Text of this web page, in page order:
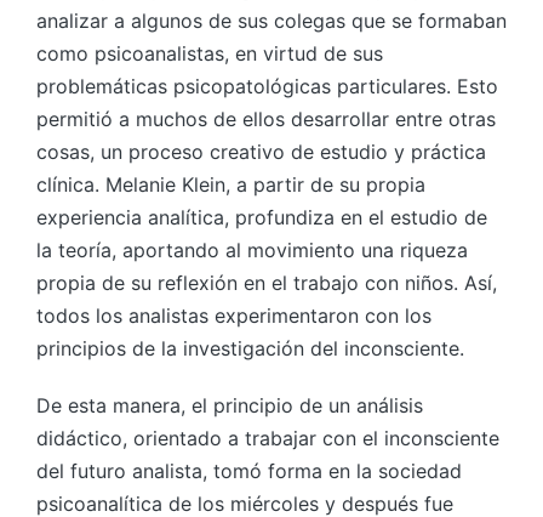
analizar a algunos de sus colegas que se formaban
como psicoanalistas, en virtud de sus
problemáticas psicopatológicas particulares. Esto
permitió a muchos de ellos desarrollar entre otras
cosas, un proceso creativo de estudio y práctica
clínica. Melanie Klein, a partir de su propia
experiencia analítica, profundiza en el estudio de
la teoría, aportando al movimiento una riqueza
propia de su reflexión en el trabajo con niños. Así,
todos los analistas experimentaron con los
principios de la investigación del inconsciente.
De esta manera, el principio de un análisis
didáctico, orientado a trabajar con el inconsciente
del futuro analista, tomó forma en la sociedad
psicoanalítica de los miércoles y después fue